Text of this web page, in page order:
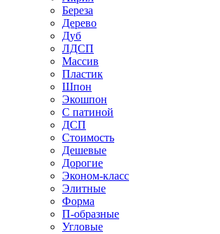
Береза
Дерево
Дуб
ЛДСП
Массив
Пластик
Шпон
Экошпон
С патиной
ДСП
Стоимость
Дешевые
Дорогие
Эконом-класс
Элитные
Форма
П-образные
Угловые